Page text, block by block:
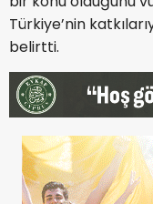
Türkiye’nin
belirtti.